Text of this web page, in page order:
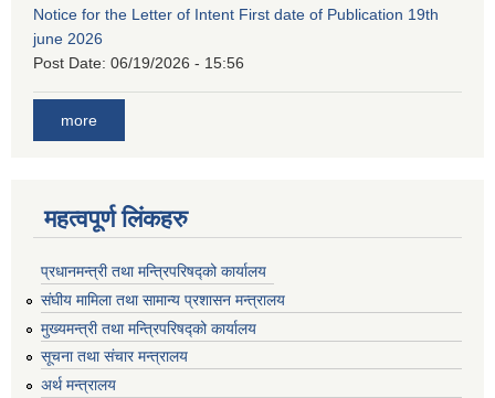
Notice for the Letter of Intent First date of Publication 19th
june 2026
Post Date: 06/19/2026 - 15:56
more
महत्वपूर्ण लिंकहरु
प्रधानमन्त्री तथा मन्त्रिपरिषद्को कार्यालय
संघीय मामिला तथा सामान्य प्रशासन मन्त्रालय
मुख्यमन्त्री तथा मन्त्रिपरिषद्को कार्यालय
सूचना तथा संचार मन्त्रालय
अर्थ मन्त्रालय